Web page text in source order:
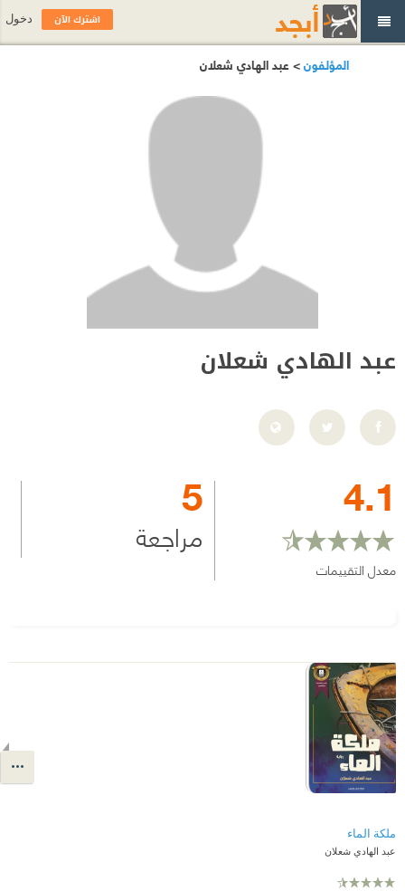
المؤلفون> عبد الهادي شعلان
عبد الهادي شعلان
4.1
معدل التقييمات
5
مراجعة
ملكة الماء
عبد الهادي شعلان
اشترك الآن دخول